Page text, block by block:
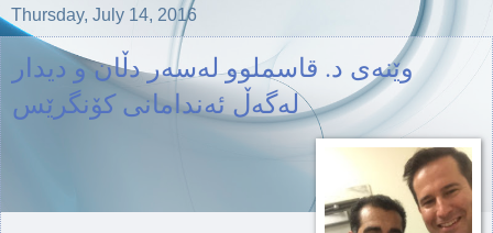
Thursday, July 14, 2016
وێنەی د. قاسملوو لەسەر دڵان و دیدار
لەگەڵ ئەندامانی کۆنگرێس